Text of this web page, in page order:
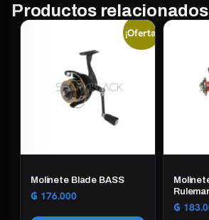
Productos relacionados
¡Oferta!
Molinete Blade BASS
₲ 176.000
₲